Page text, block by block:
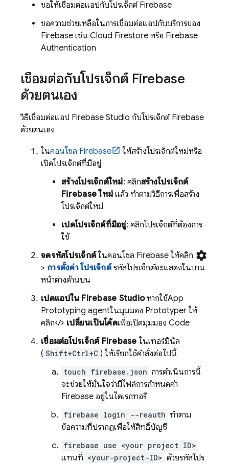
ขอให้เชื่อมต่อแอปกับโปรเจ็กต์ Firebase
ขอความช่วยเหลือในการเชื่อมต่อแอปกับบริการของ
Firebase เช่น Cloud Firestore หรือ Firebase
Authentication
เชื่อมต่อกับโปรเจ็กต์ Firebase
ด้วยตนเอง
วิธีเชื่อมต่อแอป Firebase Studio กับโปรเจ็กต์ Firebase
ด้วยตนเอง
ในคอนโซล Firebase
ให้สร้างโปรเจ็กต์ใหม่หรือ
เปิดโปรเจ็กต์ที่มีอยู่
สร้างโปรเจ็กต์ใหม่: คลิกสร้างโปรเจ็กต์
Firebase ใหม่ แล้ว ทำตามวิธีการเพื่อสร้าง
โปรเจ็กต์ใหม่
เปิดโปรเจ็กต์ที่มีอยู่: คลิกโปรเจ็กต์ที่ต้องการ
ใช้
จดรหัสโปรเจ็กต์ในคอนโซล Firebase ให้คลิก settings
> การตั้งค่า โปรเจ็กต์รหัสโปรเจ็กต์จะแสดงในบาน
หน้าต่างด้านบน
เปิดแอปใน Firebase Studioหากใช้App
Prototyping agentในมุมมอง Prototyper ให้
คลิก
เปลี่ยนเป็นโค้ดเพื่อเปิดมุมมอง Code
เชื่อมต่อโปรเจ็กต์ Firebase ในเทอร์มินัล
( Shift+Ctrl+C ) ให้เรียกใช้คำสั่งต่อไปนี้
touch firebase.json การดำเนินการนี้
จะช่วยให้มั่นใจว่ามีไฟล์การกำหนดค่า
Firebase อยู่ในไดเรกทอรี
firebase login --reauth ทำตาม
ข้อความที่ปรากฏเพื่อให้สิทธิ์บัญชี
firebase use <your project ID>
แทนที่ <your-project-ID> ด้วยรหัสโปร